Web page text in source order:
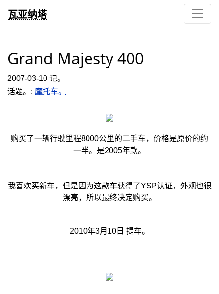
瓦亚纳塔
Grand Majesty 400
2007-03-10 记。
话题。: 摩托车。
购买了一辆行驶里程8000公里的二手车，价格是原价的约
一半。是2005年款。
我喜欢买新车，但是因为这款车获得了YSP认证，外观也很
漂亮，所以最终决定购买。
2010年3月10日 提车。